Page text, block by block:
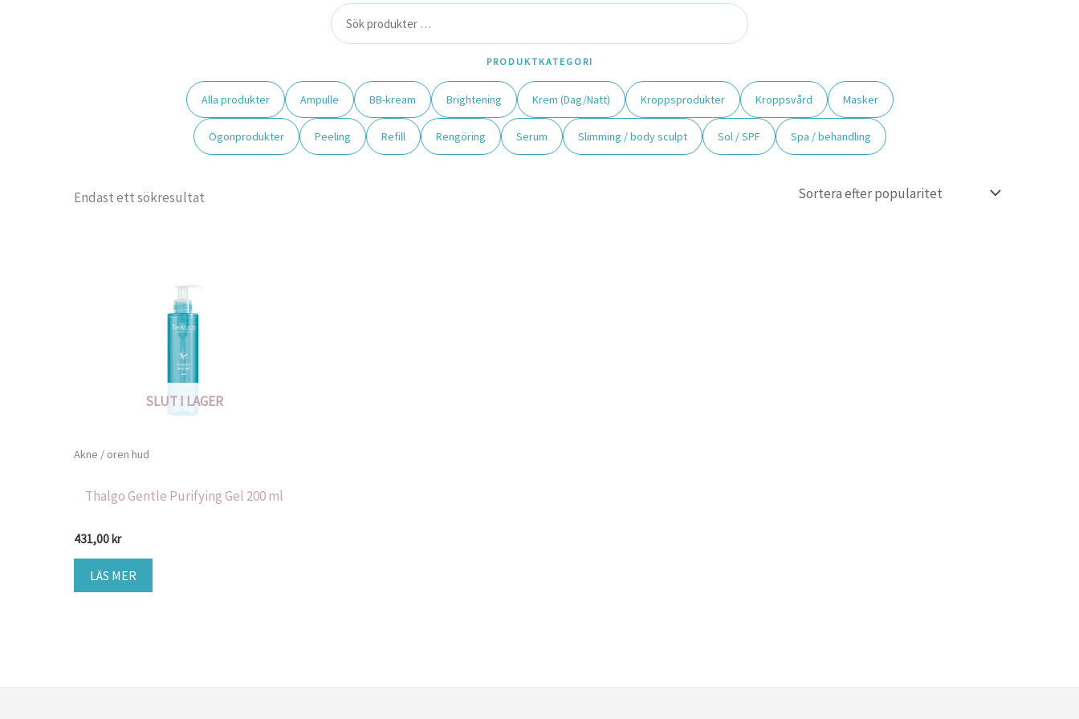
PRODUKTKATEGORI
Alla produkter Ampulle BB-kream Brightening Krem (Dag/Natt) Kroppsprodukter Kroppsvård Masker
Ögonprodukter Peeling Refill Rengöring Serum Slimming / body sculpt Sol / SPF Spa / behandling
Endast ett sökresultat
SLUT I LAGER
Akne / oren hud
Thalgo Gentle Purifying Gel 200 ml
431,00 kr
LÄS MER